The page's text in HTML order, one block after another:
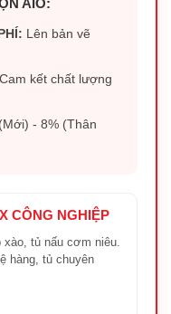
Lên bản vẽ
Cam kết chất lượng
- 8% (Thân
CÔNG NGHIỆP
xào, tủ nấu cơm niêu.
hàng, tủ chuyên